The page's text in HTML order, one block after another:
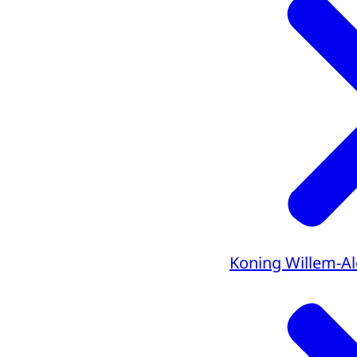
Koning Willem-